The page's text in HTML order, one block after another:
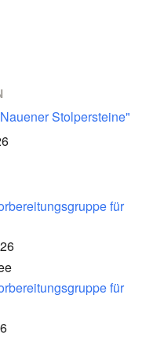
Stolpersteine"
für
für